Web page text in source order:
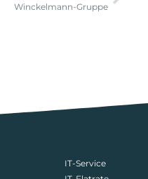
Winckelmann-Gruppe
IT-Service